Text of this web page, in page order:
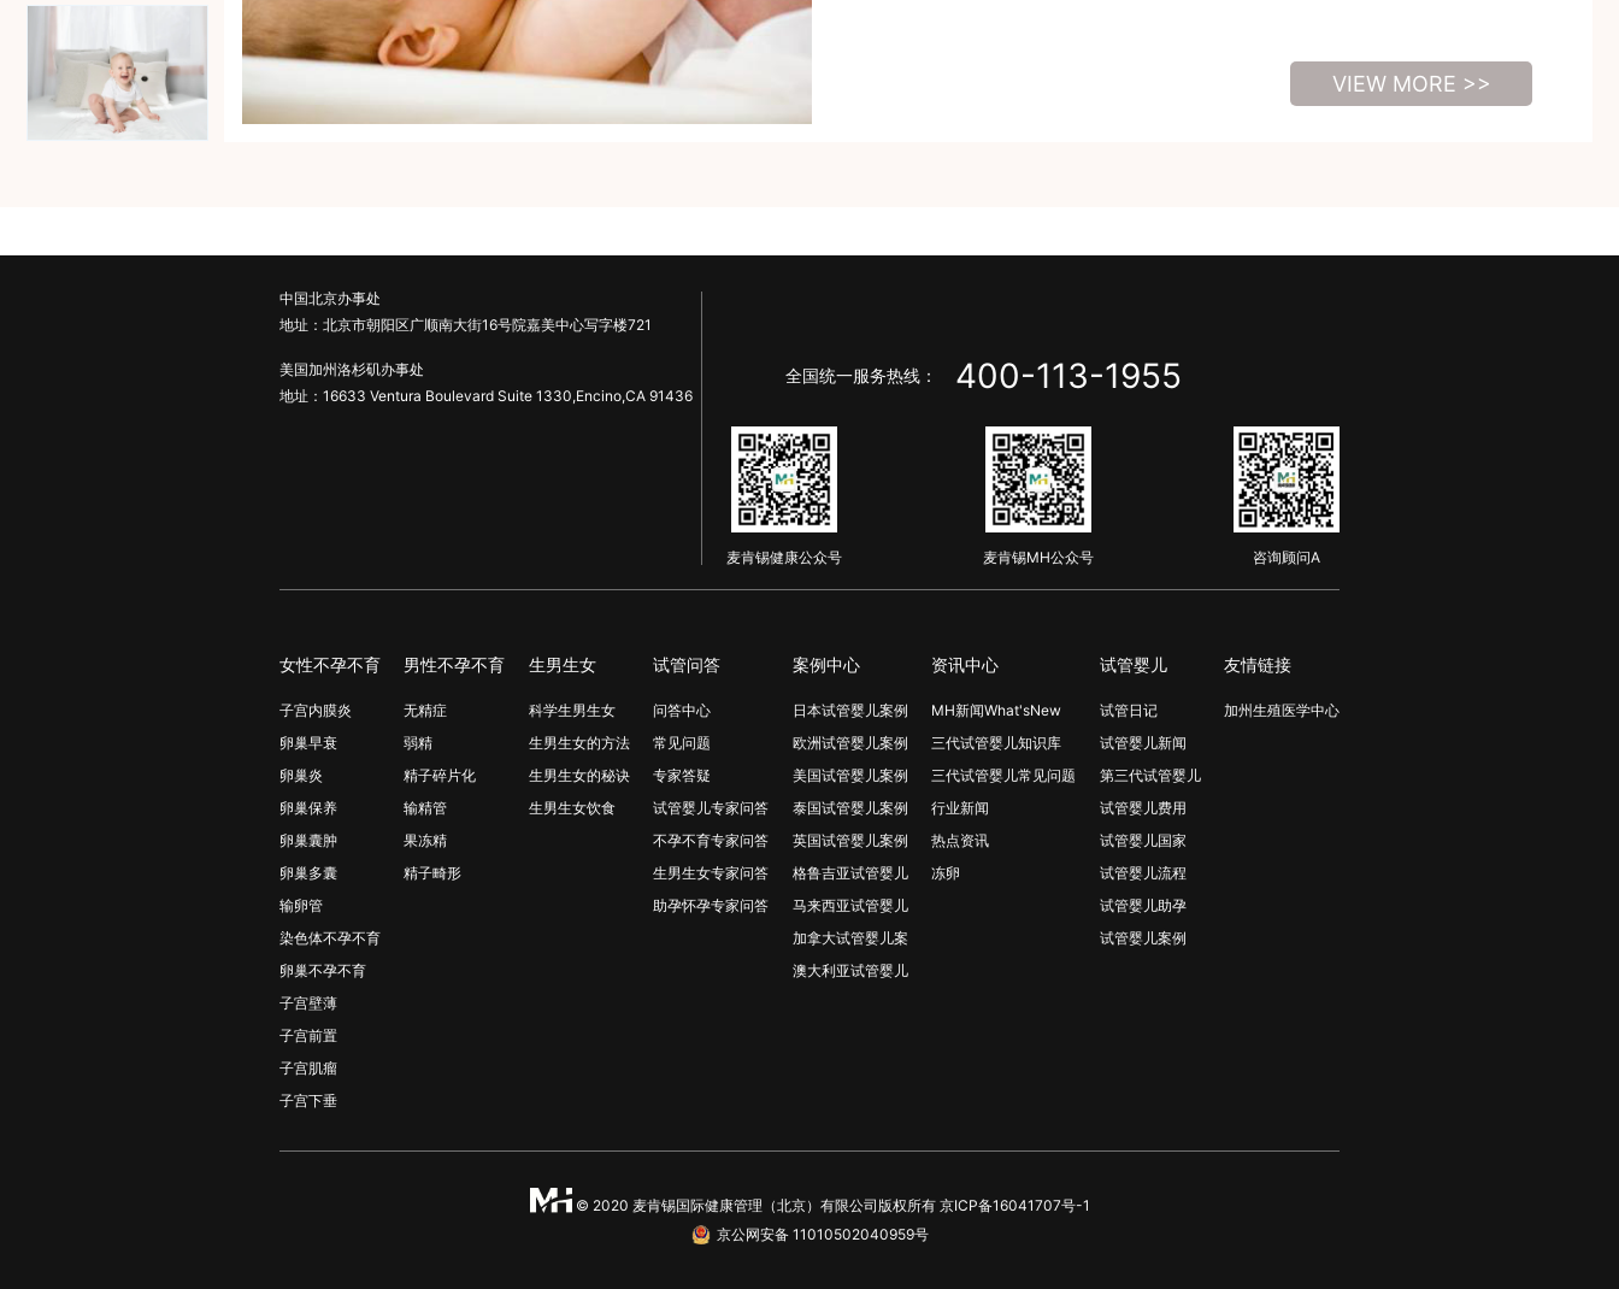
VIEW MORE >>
中国北京办事处
地址：北京市朝阳区广顺南大街16号院嘉美中心写字楼721
美国加州洛杉矶办事处
地址：16633 Ventura Boulevard Suite 1330,Encino,CA 91436
全国统一服务热线： 400-113-1955
麦肯锡健康公众号 麦肯锡MH公众号 咨询顾问A
女性不孕不育
子宫内膜炎
卵巢早衰
卵巢炎
卵巢保养
卵巢囊肿
卵巢多囊
输卵管
染色体不孕不育
卵巢不孕不育
子宫壁薄
子宫前置
子宫肌瘤
子宫下垂
男性不孕不育
无精症
弱精
精子碎片化
输精管
果冻精
精子畸形
生男生女
科学生男生女
生男生女的方法
生男生女的秘诀
生男生女饮食
试管问答
问答中心
常见问题
专家答疑
试管婴儿专家问答
不孕不育专家问答
生男生女专家问答
助孕怀孕专家问答
案例中心
日本试管婴儿案例
欧洲试管婴儿案例
美国试管婴儿案例
泰国试管婴儿案例
英国试管婴儿案例
格鲁吉亚试管婴儿
马来西亚试管婴儿
加拿大试管婴儿案
澳大利亚试管婴儿
资讯中心
MH新闻What'sNew
三代试管婴儿知识库
三代试管婴儿常见问题
行业新闻
热点资讯
冻卵
试管婴儿
试管日记
试管婴儿新闻
第三代试管婴儿
试管婴儿费用
试管婴儿国家
试管婴儿流程
试管婴儿助孕
试管婴儿案例
友情链接
加州生殖医学中心
© 2020 麦肯锡国际健康管理（北京）有限公司版权所有 京ICP备16041707号-1
京公网安备 11010502040959号